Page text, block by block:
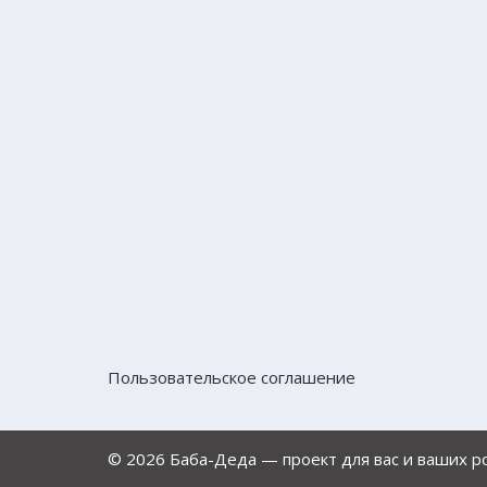
Пользовательское соглашение
© 2026 Баба-Деда — проект для вас и ваших